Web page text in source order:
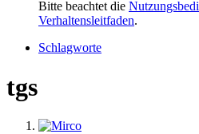
Bitte beachtet die
Verhaltensleitfaden.
Schlagworte
tgs